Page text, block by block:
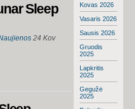
Kovas 2026
Vasaris 2026
Sausis 2026
Gruodis
2025
Lapkritis
2025
Gegužė
2025
Sleep
24 Kov